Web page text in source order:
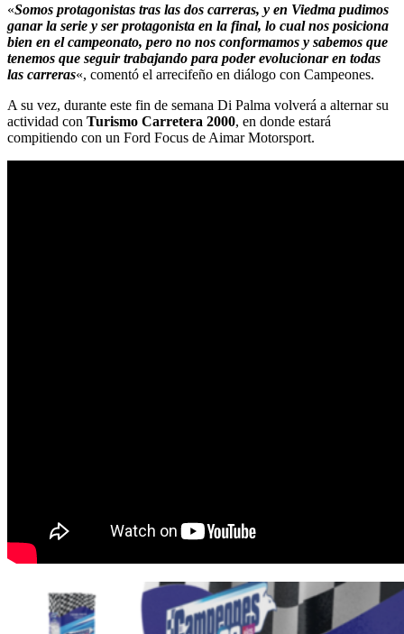
«Somos protagonistas tras las dos carreras, y en Viedma pudimos
ganar la serie y ser protagonista en la final, lo cual nos posiciona
bien en el campeonato, pero no nos conformamos y sabemos que
tenemos que seguir trabajando para poder evolucionar en todas
las carreras«, comentó el arrecifeño en diálogo con Campeones.
A su vez, durante este fin de semana Di Palma volverá a alternar su
actividad con Turismo Carretera 2000, en donde estará
compitiendo con un Ford Focus de Aimar Motorsport.